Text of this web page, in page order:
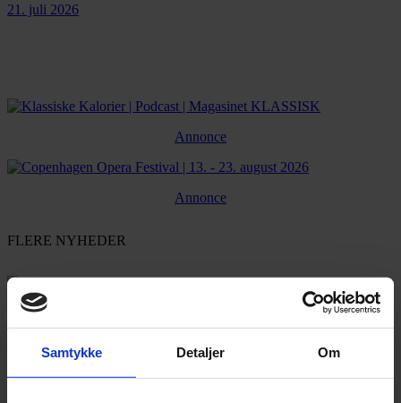
Samtykke Detaljer Om
21. juli 2026
Annonce
Annonce
FLERE NYHEDER